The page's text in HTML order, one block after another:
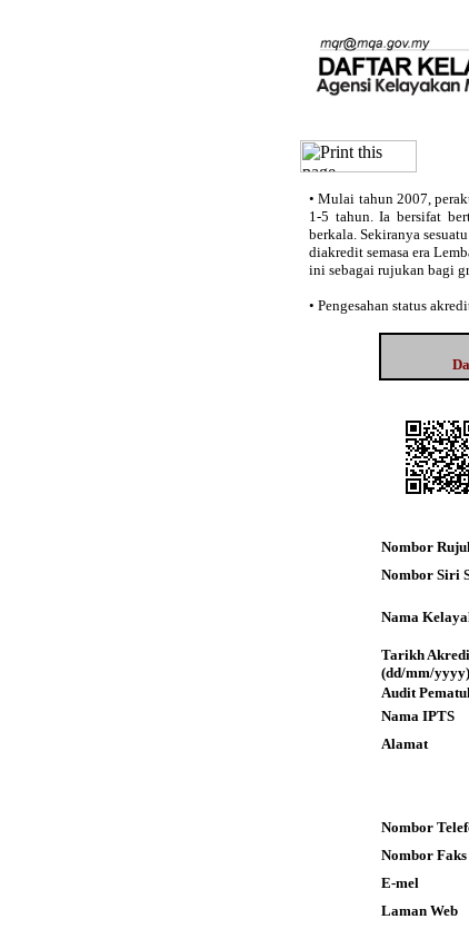
• Mulai tahun 2007,
1-5 tahun. Ia bersifat
berkala. Sekiranya
diakredit semasa era
ini sebagai rujukan bagi
• Pengesahan status
Nombor
Nombor Siri
Nama
Tarikh
(dd/mm/yyyy)
Audit
Nama IPTS
Alamat
Nombor
Nombor Faks
E-mel
Laman Web